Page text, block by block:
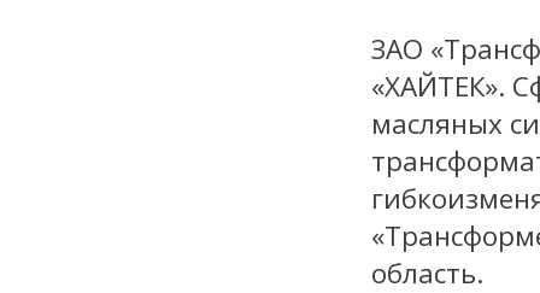
ЗАО
«ХАЙТЕК».
масляных
область.